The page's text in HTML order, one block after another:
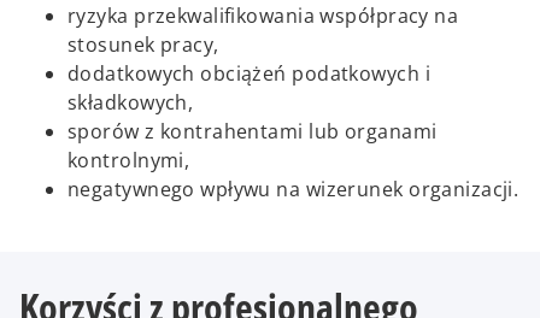
ryzyka przekwalifikowania współpracy na
stosunek pracy,
dodatkowych obciążeń podatkowych i
składkowych,
sporów z kontrahentami lub organami
kontrolnymi,
negatywnego wpływu na wizerunek organizacji.
Korzyści z profesjonalnego